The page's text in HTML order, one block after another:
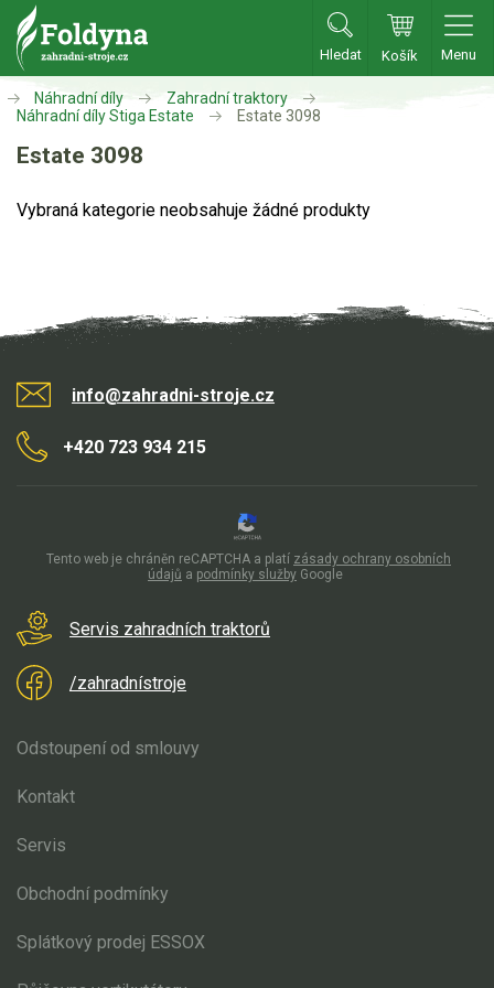
Hledat Košík Menu
Zahradní traktory
Zahradní traktory
Aku traktory
Sekačky
Akumulátorové sekačky
Robotické sekačky
Křovinořezy a vyžínače
Benzínové křovinořezy a vyžínače
Aku křovinořezy a vyžínače
Elektrické pily
Náhradní díly
Zahradní traktory
Náhradní díly Stiga Estate
Estate 3098
Estate 3098
Vybraná kategorie neobsahuje žádné produkty
info@zahradni-stroje.cz
+420 723 934 215
Servis zahradních traktorů
/zahradnístroje
Odstoupení od smlouvy
Kontakt
Servis
Obchodní podmínky
Splátkový prodej ESSOX
Tento web je chráněn reCAPTCHA a platí zásady ochrany osobních
údajů a podmínky služby Google